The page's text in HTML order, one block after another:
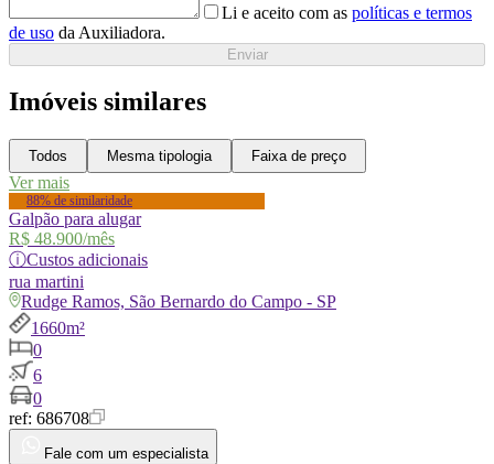
Li e aceito com as políticas e termos
de uso da Auxiliadora.
Enviar
Imóveis similares
Todos Mesma tipologia Faixa de preço
Ver mais
88% de similaridade
Galpão para alugar
R$ 48.900/mês
ⓘCustos adicionais
rua martini
Rudge Ramos, São Bernardo do Campo - SP
1660m²
0
6
0
ref: 686708
Fale com um especialista